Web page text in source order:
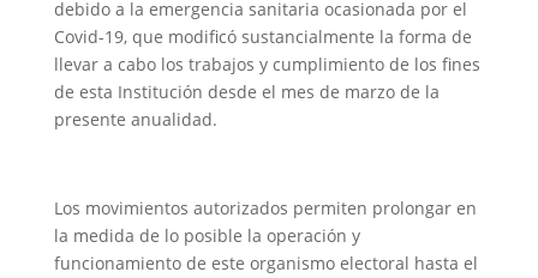
debido a la emergencia sanitaria ocasionada por el
Covid-19, que modificó sustancialmente la forma de
llevar a cabo los trabajos y cumplimiento de los fines
de esta Institución desde el mes de marzo de la
presente anualidad.
Los movimientos autorizados permiten prolongar en
la medida de lo posible la operación y
funcionamiento de este organismo electoral hasta el